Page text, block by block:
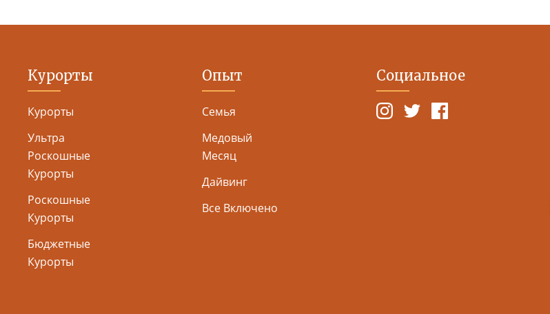
Курорты
Курорты
Ультра
Роскошные
Курорты
Роскошные
Курорты
Бюджетные
Курорты
Опыт
Семья
Медовый
Месяц
Дайвинг
Все Включено
Социальное